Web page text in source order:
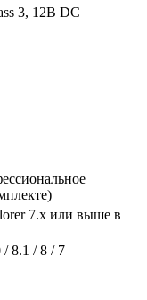
3, 12В DC
7.x или выше в
8.1 / 8 / 7